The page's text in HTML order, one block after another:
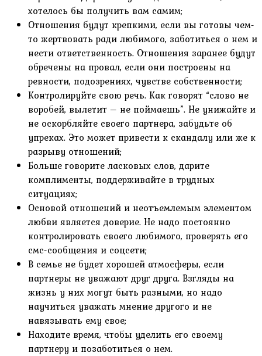
хотелось бы получить вам самим;
Отношения будут крепкими, если вы готовы чем-
то жертвовать ради любимого, заботиться о нем и
нести ответственность. Отношения заранее будут
обречены на провал, если они построены на
ревности, подозрениях, чувстве собственности;
Контролируйте свою речь. Как говорят “слово не
воробей, вылетит – не поймаешь”. Не унижайте и
не оскорбляйте своего партнера, забудьте об
упреках. Это может привести к скандалу или же к
разрыву отношений;
Больше говорите ласковых слов, дарите
комплименты, поддерживайте в трудных
ситуациях;
Основой отношений и неотъемлемым элементом
любви является доверие. Не надо постоянно
контролировать своего любимого, проверять его
смс-сообщения и соцсети;
В семье не будет хорошей атмосферы, если
партнеры не уважают друг друга. Взгляды на
жизнь у них могут быть разными, но надо
научиться уважать мнение другого и не
навязывать ему свое;
Находите время, чтобы уделить его своему
партнеру и позаботиться о нем.